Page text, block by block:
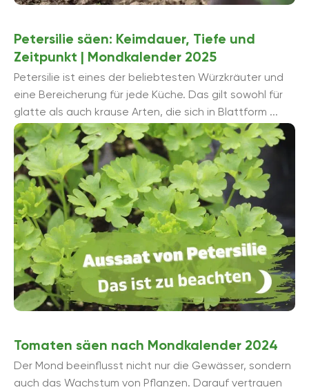
Petersilie säen: Keimdauer, Tiefe und
Zeitpunkt | Mondkalender 2025
Petersilie ist eines der beliebtesten Würzkräuter und
eine Bereicherung für jede Küche. Das gilt sowohl für
glatte als auch krause Arten, die sich in Blattform ...
Tomaten säen nach Mondkalender 2024
Der Mond beeinflusst nicht nur die Gewässer, sondern
auch das Wachstum von Pflanzen. Darauf vertrauen